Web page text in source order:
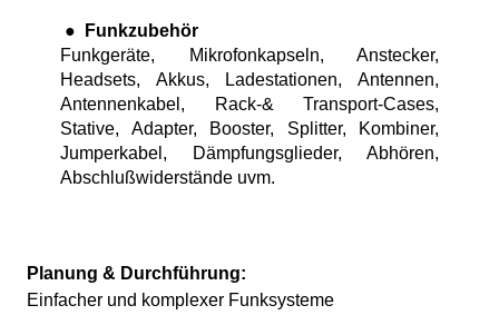
●
Funkzubehör
Funkgeräte, Mikrofonkapseln, Anstecker,
Headsets, Akkus, Ladestationen, Antennen,
Antennenkabel, Rack-& Transport-Cases,
Stative, Adapter, Booster, Splitter, Kombiner,
Jumperkabel, Dämpfungsglieder, Abhören,
Abschlußwiderstände uvm.
Planung & Durchführung:
Einfacher und komplexer Funksysteme